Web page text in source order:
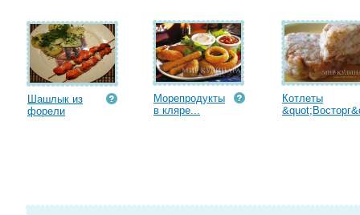
Шашлык из
форели
Морепродукты
в кляре...
Котлеты